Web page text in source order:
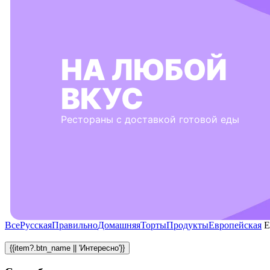
НА ЛЮБОЙ
ВКУС
Рестораны с доставкой готовой еды
ВсеРусскаяПравильноДомашняяТортыПродуктыЕвропейская
{{item?.btn_name || 'Интересно'}}